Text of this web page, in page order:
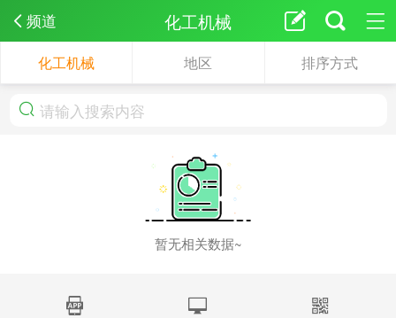
频道 化工机械
化工机械 地区 排序方式
暂无相关数据~